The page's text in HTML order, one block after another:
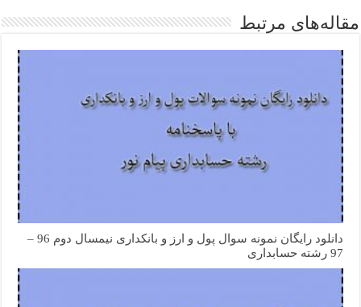
مقاله‌های مرتبط
دانلود رایگان نمونه سوال پول و ارز و بانکداری نیمسال دوم 96 –
97 رشته حسابداری